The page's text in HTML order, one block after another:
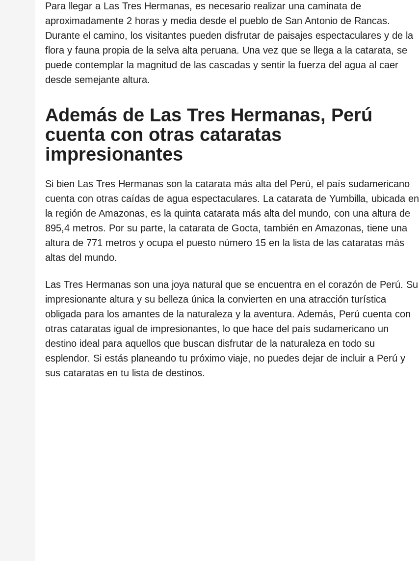
Para llegar a Las Tres Hermanas, es necesario realizar una caminata de
aproximadamente 2 horas y media desde el pueblo de San Antonio de Rancas.
Durante el camino, los visitantes pueden disfrutar de paisajes espectaculares y de la
flora y fauna propia de la selva alta peruana. Una vez que se llega a la catarata, se
puede contemplar la magnitud de las cascadas y sentir la fuerza del agua al caer
desde semejante altura.
Además de Las Tres Hermanas, Perú
cuenta con otras cataratas
impresionantes
Si bien Las Tres Hermanas son la catarata más alta del Perú, el país sudamericano
cuenta con otras caídas de agua espectaculares. La catarata de Yumbilla, ubicada en
la región de Amazonas, es la quinta catarata más alta del mundo, con una altura de
895,4 metros. Por su parte, la catarata de Gocta, también en Amazonas, tiene una
altura de 771 metros y ocupa el puesto número 15 en la lista de las cataratas más
altas del mundo.
Las Tres Hermanas son una joya natural que se encuentra en el corazón de Perú. Su
impresionante altura y su belleza única la convierten en una atracción turística
obligada para los amantes de la naturaleza y la aventura. Además, Perú cuenta con
otras cataratas igual de impresionantes, lo que hace del país sudamericano un
destino ideal para aquellos que buscan disfrutar de la naturaleza en todo su
esplendor. Si estás planeando tu próximo viaje, no puedes dejar de incluir a Perú y
sus cataratas en tu lista de destinos.